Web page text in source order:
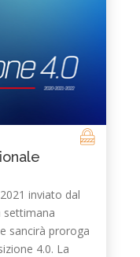
inviato dal
settimana
sancirà proroga
4.0. La